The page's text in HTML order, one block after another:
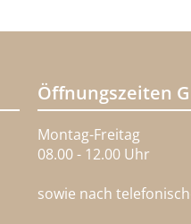
Öffnungszeiten
Montag-Freitag
08.00 - 12.00 Uhr
sowie nach